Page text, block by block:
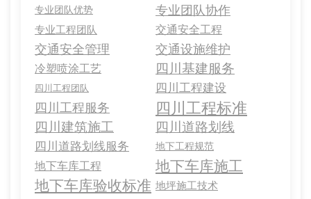
专业团队优势 专业团队协作
专业工程团队 交通安全工程
交通安全管理 交通设施维护
冷塑喷涂工艺 四川基建服务
四川工程团队 四川工程建设
四川工程服务 四川工程标准
四川建筑施工 四川道路划线
四川道路划线服务 地下工程规范
地下车库工程
地下车库施工
地下车库验收标准 地坪施工技术